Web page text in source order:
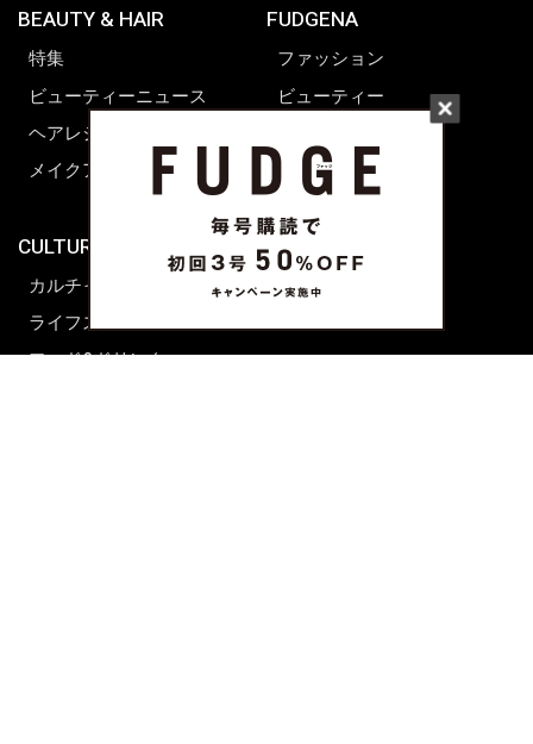
BEAUTY & HAIR
特集
ビューティーニュース
ヘアレシピ ストーリーズ
メイクアップティップス
CULTURE & LIFE
カルチャー
ライフスタイル
フード&ドリンク
FUDGENA
ファッション
ビューティー
ライフスタイル